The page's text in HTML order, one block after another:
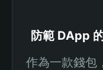
防範 DApp
作為一款錢包